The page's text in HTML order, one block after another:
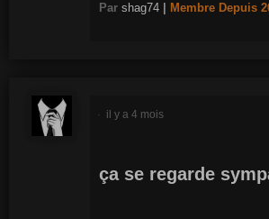
Par shag74 Membre Depuis
ça se regarde
il y a 4 mois